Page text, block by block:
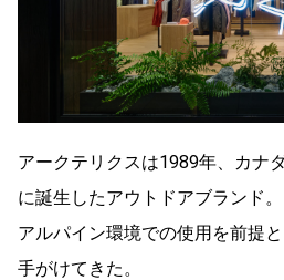
アークテリクスは1989年、カナ
に誕生したアウトドアブランド。
アルパイン環境での使用を前提
手がけてきた。